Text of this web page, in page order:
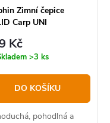
Zimní čepice
Carp UNI
Kč
>3 ks
DO KOŠÍKU
pohodlná a